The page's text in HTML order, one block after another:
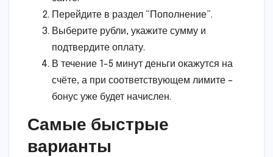
Перейдите в раздел “Пополнение”.
Выберите рубли, укажите сумму и
подтвердите оплату.
В течение 1-5 минут деньги окажутся на
счёте, а при соответствующем лимите –
бонус уже будет начислен.
Самые быстрые
варианты